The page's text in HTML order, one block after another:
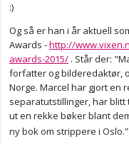
:)
Og så er han i år aktuell
Awards -http://
awards-2015/ . Står der:
forfatter og bilderedaktør,
Norge. Marcel har gjort en
separatutstillinger, har
ut en rekke bøker blant
ny bok om strippere i Oslo.